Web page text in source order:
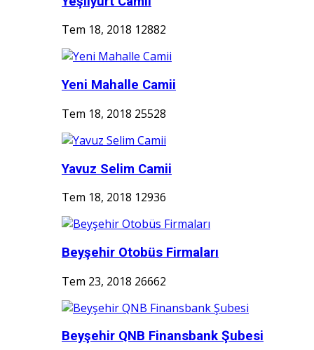
Tem 18, 2018 12882
Yeni Mahalle Camii
Tem 18, 2018 25528
Yavuz Selim Camii
Tem 18, 2018 12936
Beyşehir Otobüs Firmaları
Tem 23, 2018 26662
Beyşehir QNB Finansbank Şubesi